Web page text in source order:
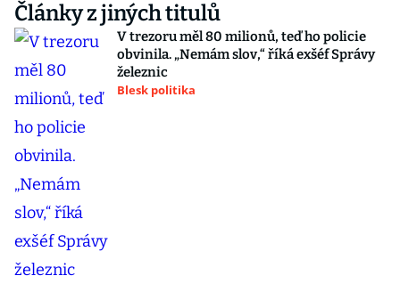
Články z jiných titulů
V trezoru měl 80 milionů, teď ho policie
obvinila. „Nemám slov,“ říká exšéf Správy
železnic
Blesk politika